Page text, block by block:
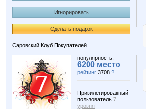
Игнорировать
Сделать подарок
Саровский Клуб Покупателей
популярность:
6200 место
рейтинг 3708 ?
Привилегированный
пользователь 7
уровня